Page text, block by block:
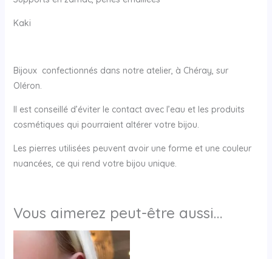
Kaki
Bijoux confectionnés dans notre atelier, à Chéray, sur
Oléron.
Il est conseillé d’éviter le contact avec l’eau et les produits
cosmétiques qui pourraient altérer votre bijou.
Les pierres utilisées peuvent avoir une forme et une couleur
nuancées, ce qui rend votre bijou unique.
Vous aimerez peut-être aussi…